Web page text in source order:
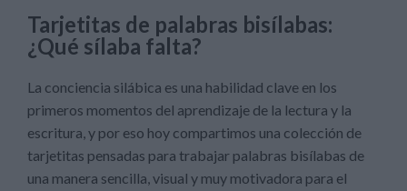
Tarjetitas de palabras bisílabas:
¿Qué sílaba falta?
La conciencia silábica es una habilidad clave en los
primeros momentos del aprendizaje de la lectura y la
escritura, y por eso hoy compartimos una colección de
tarjetitas pensadas para trabajar palabras bisílabas de
una manera sencilla, visual y muy motivadora para el